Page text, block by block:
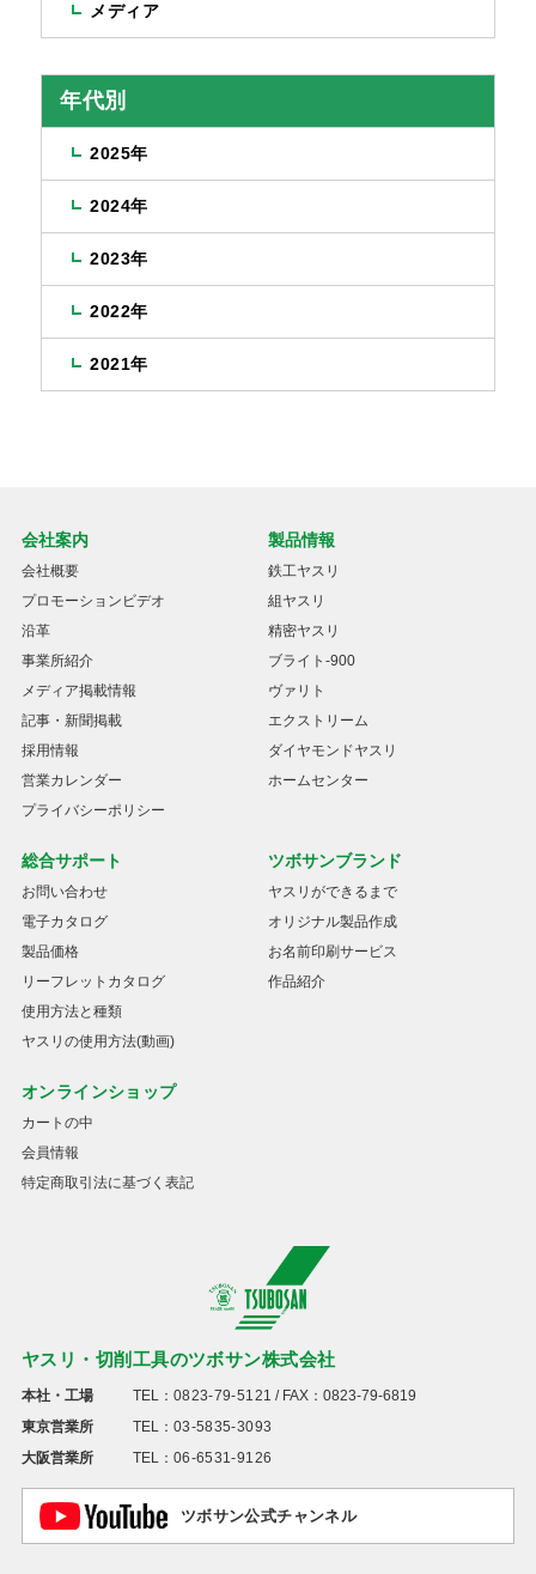
メディア
年代別
2025年
2024年
2023年
2022年
2021年
ヤスリ・切削工具のツボサン株式会社
本社・工場 TEL： 0823-79-5121 / FAX：0823-79-6819
東京営業所
TEL： 03-5835-3093
大阪営業所
TEL： 06-6531-9126
ツボサン公式チャンネル
会社案内
会社概要
プロモーションビデオ
沿革
事業所紹介
メディア掲載情報
記事・新聞掲載
採用情報
営業カレンダー
プライバシーポリシー
製品情報
鉄工ヤスリ
組ヤスリ
精密ヤスリ
ブライト-900
ヴァリト
エクストリーム
ダイヤモンドヤスリ
ホームセンター
総合サポート
お問い合わせ
電子カタログ
製品価格
リーフレットカタログ
使用方法と種類
ヤスリの使用方法(動画)
ツボサンブランド
ヤスリができるまで
オリジナル製品作成
お名前印刷サービス
作品紹介
オンラインショップ
カートの中
会員情報
特定商取引法に基づく表記